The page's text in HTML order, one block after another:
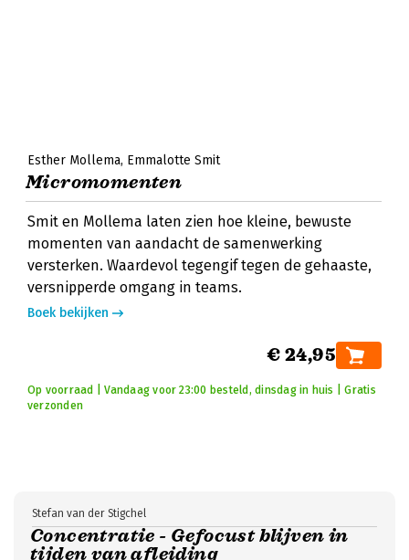
Esther Mollema Emmalotte Smit
Micromomenten
Smit en Mollema laten zien hoe kleine, bewuste
momenten van aandacht de samenwerking
versterken. Waardevol tegengif tegen de gehaaste,
versnipperde omgang in teams.
Boek bekijken
€ 24,95
Op voorraad | Vandaag voor 23:00 besteld, dinsdag in huis | Gratis
verzonden
Concentratie - Gefocust blijven in
tijden van afleiding
Stefan van der Stigchel